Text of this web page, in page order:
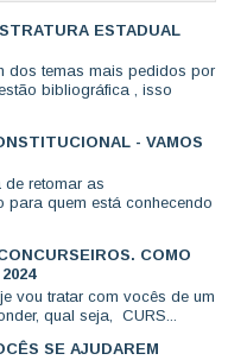
ESTADUAL
dos temas mais pedidos por
bibliográfica , isso
- VAMOS
retomar as
para quem está conhecendo
COMO
vou tratar com vocês de um
qual seja, CURS...
SE AJUDAREM